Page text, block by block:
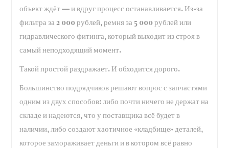
объект ждёт — и вдруг процесс останавливается. Из-за
фильтра за 2 000 рублей, ремня за 5 000 рублей или
гидравлического фитинга, который выходит из строя в
самый неподходящий момент.
Такой простой раздражает. И обходится дорого.
Большинство подрядчиков решают вопрос с запчастями
одним из двух способов: либо почти ничего не держат на
складе и надеются, что у поставщика всё будет в
наличии, либо создают хаотичное «кладбище» деталей,
которое замораживает деньги и в котором всё равно